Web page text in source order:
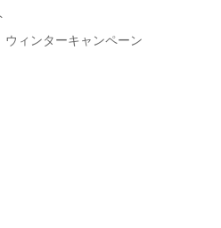
ィンターキャンペーン